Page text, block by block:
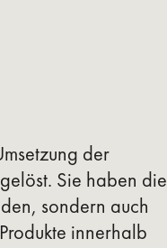
der
Sie haben die
sondern auch
innerhalb